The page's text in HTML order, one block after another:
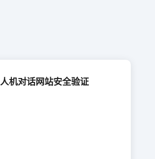
人机对话网站安全验证